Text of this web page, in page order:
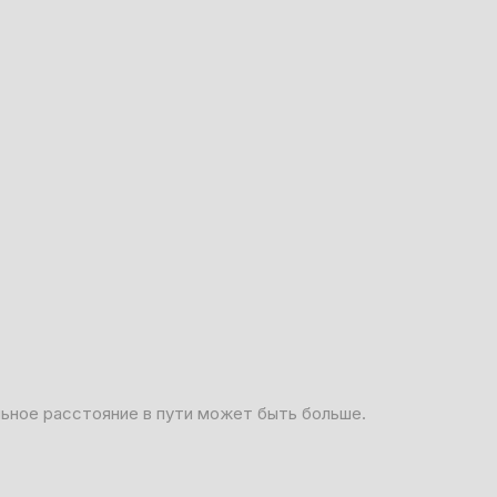
расстояние в пути может быть больше.